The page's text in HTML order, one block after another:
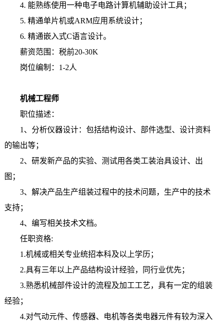
4. 能熟练使用一种电子电路计算机辅助设计工具；
5. 精通单片机或ARM应用系统设计；
6. 精通嵌入式C语言设计。
薪资范围：税前20-30K
岗位编制：1-2人
机械工程师
职位描述：
1、分析仪器设计：包括结构设计、部件选型、设计资料
的输出等；
2、研发新产品的实验、测试用各类工装治具设计、出
图；
3、解决产品生产组装过程中的技术问题，生产中的技术
支持；
4、编写相关技术文档。
任职资格:
1.机械或相关专业统招本科及以上学历；
2.具有三年以上产品结构设计经验，同行业优先；
3.熟悉机械部件设计的流程及加工工艺，具有一定的组装
经验；
4.对气动元件、传感器、电机等各类电器元件有较为深入